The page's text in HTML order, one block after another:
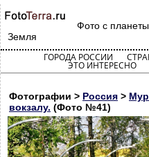
Фото с планеты
Земля
ГОРОДА РОССИИ
ЭТО ИНТЕРЕСНО
Фотографии > Россия >
вокзалу. (Фото №41)